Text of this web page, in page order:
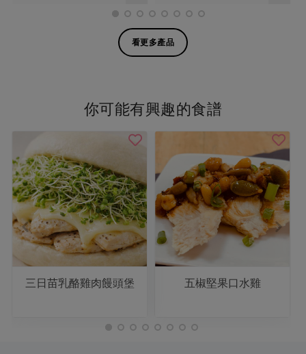
看更多產品
你可能有興趣的食譜
三日苗乳酪雞肉饅頭堡 五椒堅果口水雞